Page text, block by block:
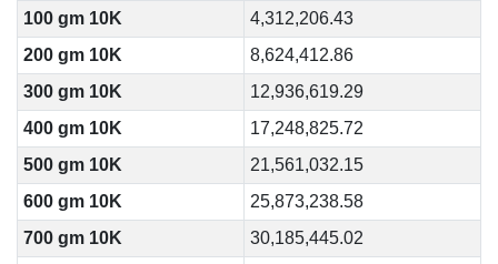
100 gm 10K
4,312,206.43
200 gm 10K
8,624,412.86
300 gm 10K
12,936,619.29
400 gm 10K
17,248,825.72
500 gm 10K
21,561,032.15
600 gm 10K
25,873,238.58
700 gm 10K
30,185,445.02